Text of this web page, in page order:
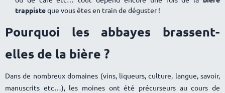
trappisteque vous êtes en train de déguster !
Pourquoi les abbayes brassent-
elles de la bière ?
Dans de nombreux domaines (vins, liqueurs, culture, langue, savoir,
manuscrits etc…), les moines ont été précurseurs au cours de